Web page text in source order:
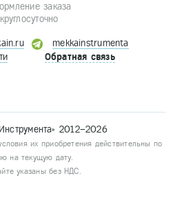
заказа
круглосуточно
mekkainstrumenta
Обратная связь
2012–2026
их приобретения действительны по
на текущую дату.
указаны без НДС.